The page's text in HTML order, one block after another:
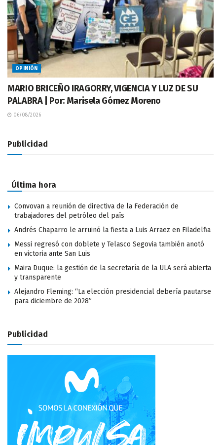
OPINIÓN
MARIO BRICEÑO IRAGORRY, VIGENCIA Y LUZ DE SU
PALABRA | Por: Marisela Gómez Moreno
06/08/2026
Publicidad
Última hora
Convovan a reunión de directiva de la Federación de
trabajadores del petróleo del país
Andrés Chaparro le arruinó la fiesta a Luis Arraez en Filadelfia
Messi regresó con doblete y Telasco Segovia también anotó
en victoria ante San Luis
Maira Duque: la gestión de la secretaría de la ULA será abierta
y transparente
Alejandro Fleming: “La elección presidencial debería pautarse
para diciembre de 2028”
Publicidad